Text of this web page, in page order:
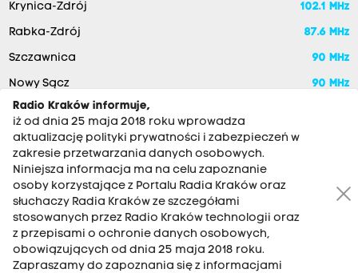
Krynica-Zdrój 102.1 MHz
Rabka-Zdrój 87.6 MHz
Szczawnica 90 MHz
Nowy Sącz 90 MHz
RADIO KRAKÓW SA. Aleja Juliusza Słowackiego 22, 30-007
Kraków
Antena: 12 200 33 33
Radio Kraków informuje,
iż od dnia 25 maja 2018 roku wprowadza
aktualizację polityki prywatności i zabezpieczeń w
zakresie przetwarzania danych osobowych.
Niniejsza informacja ma na celu zapoznanie
osoby korzystające z Portalu Radia Kraków oraz
słuchaczy Radia Kraków ze szczegółami
stosowanych przez Radio Kraków technologii oraz
z przepisami o ochronie danych osobowych,
obowiązujących od dnia 25 maja 2018 roku.
Zapraszamy do zapoznania się z informacjami